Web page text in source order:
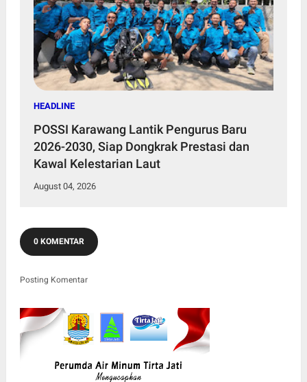
HEADLINE
POSSI Karawang Lantik Pengurus Baru
2026-2030, Siap Dongkrak Prestasi dan
Kawal Kelestarian Laut
August 04, 2026
0 KOMENTAR
Posting Komentar